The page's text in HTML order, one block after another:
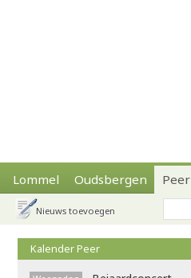
Lommel Oudsbergen Peer
Nieuws toevoegen
Kalender Peer